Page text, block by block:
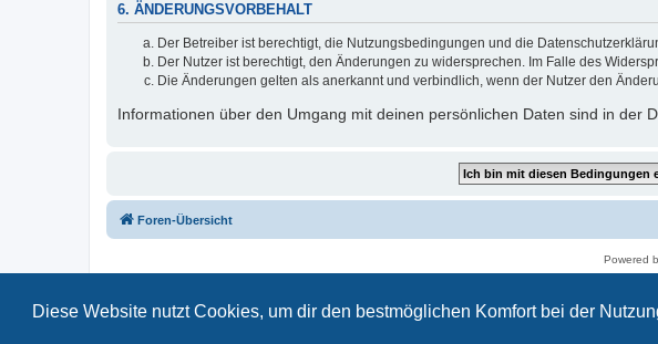
Diese Website nutzt Cookies, um dir den bestmöglichen Komfort bei der
6. ÄNDERUNGSVORBEHALT
Der Betreiber ist berechtigt, die Nutzungsbedingungen und die
Der Nutzer ist berechtigt, den Änderungen zu widersprechen. Im Falle des
Die Änderungen gelten als anerkannt und verbindlich, wenn der Nutzer den
Informationen über den Umgang mit deinen persönlichen Daten sind in der
Foren-Übersicht
Powered